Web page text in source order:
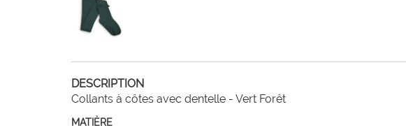
DESCRIPTION
Collants à côtes avec dentelle - Vert Forêt
MATIÈRE